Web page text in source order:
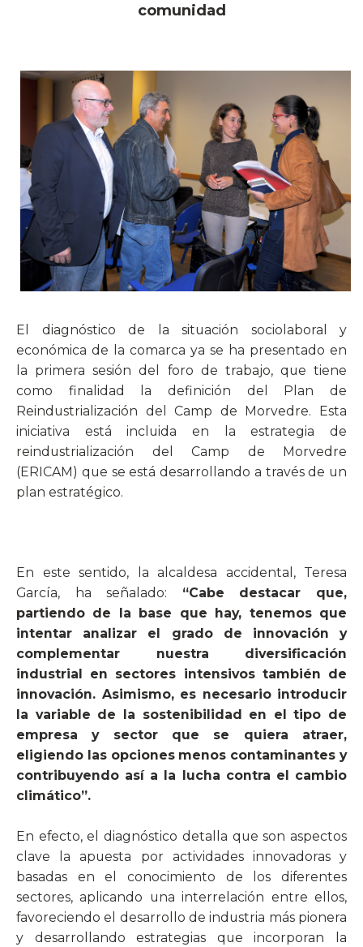
comunidad
El diagnóstico de la situación sociolaboral y
económica de la comarca ya se ha presentado en
la primera sesión del foro de trabajo, que tiene
como finalidad la definición del Plan de
Reindustrialización del Camp de Morvedre. Esta
iniciativa está incluida en la estrategia de
reindustrialización del Camp de Morvedre
(ERICAM) que se está desarrollando a través de un
plan estratégico.
En este sentido, la alcaldesa accidental, Teresa
García, ha señalado: “Cabe destacar que,
partiendo de la base que hay, tenemos que
intentar analizar el grado de innovación y
complementar nuestra diversificación
industrial en sectores intensivos también de
innovación. Asimismo, es necesario introducir
la variable de la sostenibilidad en el tipo de
empresa y sector que se quiera atraer,
eligiendo las opciones menos contaminantes y
contribuyendo así a la lucha contra el cambio
climático”.
En efecto, el diagnóstico detalla que son aspectos
clave la apuesta por actividades innovadoras y
basadas en el conocimiento de los diferentes
sectores, aplicando una interrelación entre ellos,
favoreciendo el desarrollo de industria más pionera
y desarrollando estrategias que incorporan la